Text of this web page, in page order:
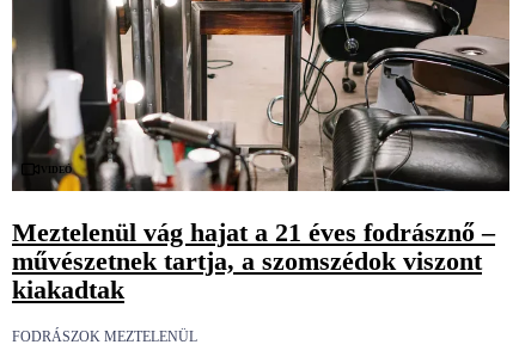
Videó
Meztelenül vág hajat a 21 éves fodrásznő –
művészetnek tartja, a szomszédok viszont
kiakadtak
FODRÁSZOK MEZTELENÜL